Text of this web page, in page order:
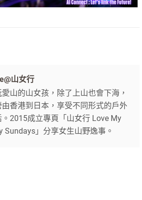
山女行
愛山的山女孩，除了上山也會下海，
由香港到日本，享受不同形式的戶外
。2015成立專頁「山女行 Love My
Sundays」分享女生山野逸事。